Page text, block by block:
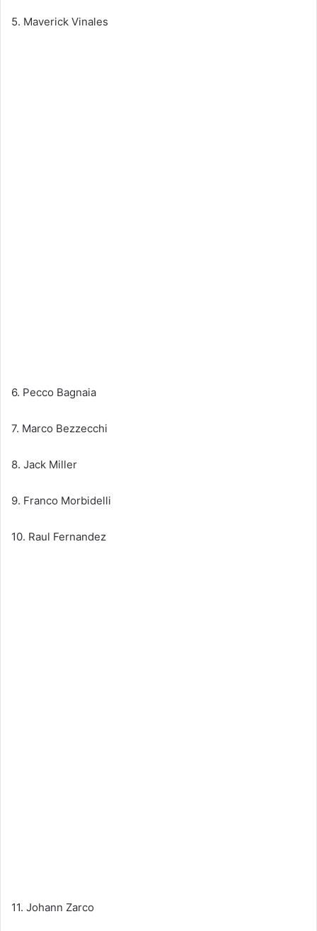
5. Maverick Vinales
​​​​​​​6. Pecco Bagnaia
​​​​​​​7. Marco Bezzecchi
​​​​​​​8. Jack Miller
​​​​​​​9. Franco Morbidelli
​​​​​​​10. Raul Fernandez
​​​​​​​11. Johann Zarco